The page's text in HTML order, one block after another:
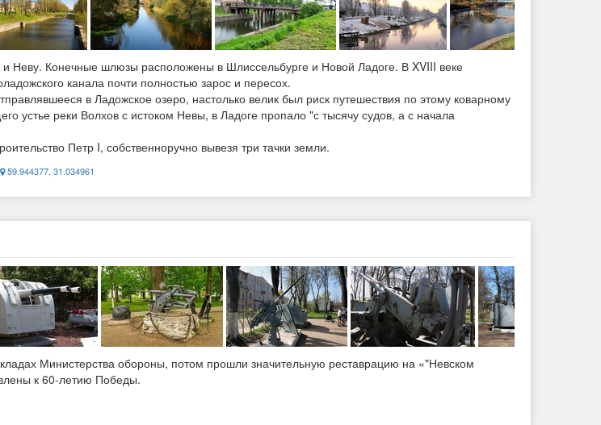
Неву. Конечные шлюзы расположены в Шлиссельбурге и Новой Ладоге. В XVIII веке
канала почти полностью зарос и пересох.
в Ладожское озеро, настолько велик был риск путешествия по этому коварному
устье реки Волхов с истоком Невы, в Ладоге пропало "с тысячу судов, а с начала
Петр I, собственноручно вывезя три тачки земли.
59.944377, 31.034961
Министерства обороны, потом прошли значительную реставрацию на «"Невском
к 60-летию Победы.